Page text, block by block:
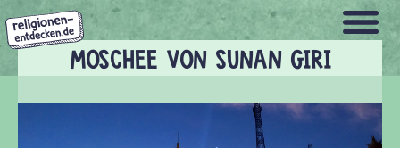
Direkt
zum
Inhalt
MOSCHEE VON SUNAN GIRI